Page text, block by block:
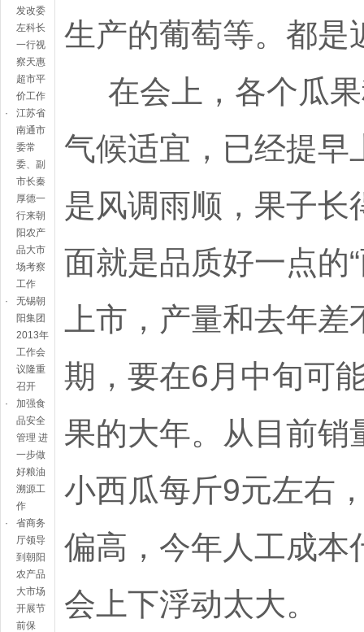
发改委
左科长
一行视
察天惠
超市平
价工作
·
江苏省
南通市
委常
委、副
市长秦
厚德一
行来朝
阳农产
品大市
场考察
工作
·
无锡朝
阳集团
2013年
工作会
议隆重
召开
·
加强食
品安全
管理 进
一步做
好粮油
溯源工
作
·
省商务
厅领导
到朝阳
农产品
大市场
开展节
前保
生产的葡萄等。都
在会上，各个瓜果
气候适宜，已经提
是风调雨顺，果子
面就是品质好一点的
上市，产量和去年
期，要在6月中旬可
果的大年。从目前
小西瓜每斤9元左右
偏高，今年人工成
会上下浮动太大。